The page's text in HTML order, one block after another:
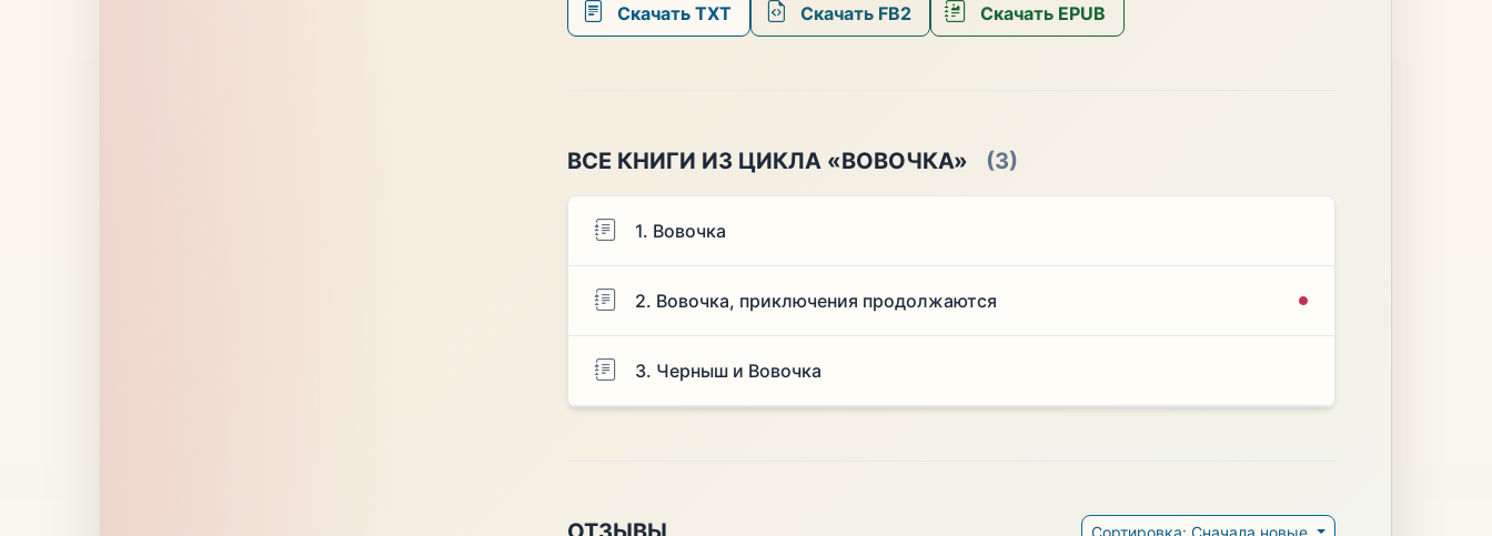
Скачать TXT Скачать FB2 Скачать EPUB
ВСЕ КНИГИ ИЗ ЦИКЛА «ВОВОЧКА» (3)
1. Вовочка
2. Вовочка, приключения продолжаются
3. Черныш и Вовочка
Сортировка: Сначала новые